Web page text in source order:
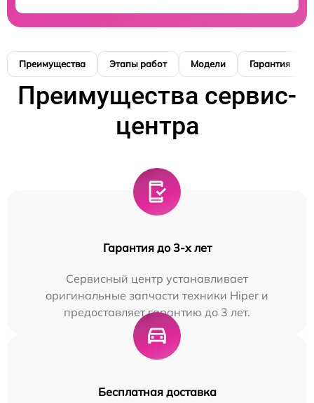
Преимущества Этапы работ Модели Гарантия
Преимущества сервис-
центра
Гарантия до 3-х лет
Сервисный центр устанавливает
оригинальные запчасти техники Hiper и
предоставляет гарантию до 3 лет.
Бесплатная доставка